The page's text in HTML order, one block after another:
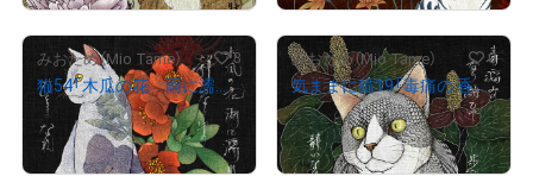
みおため（Mio Tame） 3
猫54「木瓜の花 雨に濡れて薫りふる 静かなる午のひとときなれ」
¥1,000
売出し（初回販売）
みおため（Mio Tame） 0
気ままに猫19「毒痛の 香り誘ひて 歩む道 静かなりとて 季節を感ず」
¥3,000
売出し（初回販売）